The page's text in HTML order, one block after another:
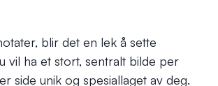
blir det en lek å sette
vil ha et stort, sentralt bilde per
side unik og spesiallaget av deg.